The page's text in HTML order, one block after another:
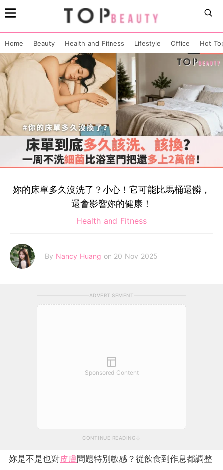
Home Beauty Health and Fitness Lifestyle Office Hot
妳的床單多久沒洗了？小心！它可能比馬桶還髒，
還會影響妳的健康！
Health and Fitness
By Nancy Huang on 20 Nov 2025
ADVERTISEMENT
Sponsored Content
CONTINUE READING
妳是不是也對皮膚問題特別敏感？從飲食到作息都調整